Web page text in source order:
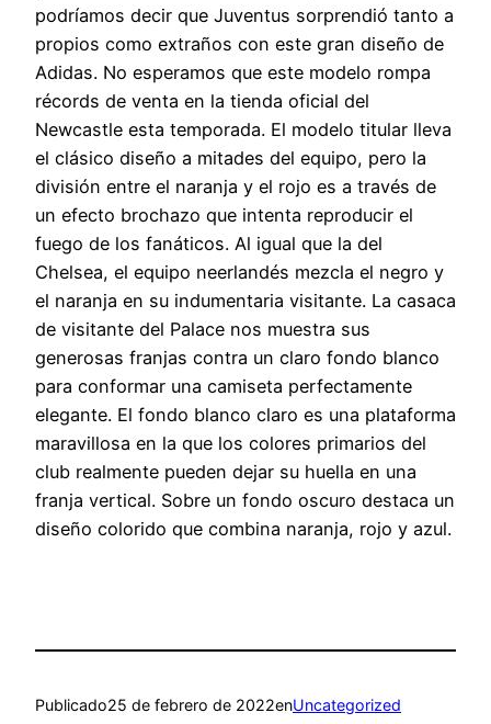
podríamos decir que Juventus sorprendió tanto a
propios como extraños con este gran diseño de
Adidas. No esperamos que este modelo rompa
récords de venta en la tienda oficial del
Newcastle esta temporada. El modelo titular lleva
el clásico diseño a mitades del equipo, pero la
división entre el naranja y el rojo es a través de
un efecto brochazo que intenta reproducir el
fuego de los fanáticos. Al igual que la del
Chelsea, el equipo neerlandés mezcla el negro y
el naranja en su indumentaria visitante. La casaca
de visitante del Palace nos muestra sus
generosas franjas contra un claro fondo blanco
para conformar una camiseta perfectamente
elegante. El fondo blanco claro es una plataforma
maravillosa en la que los colores primarios del
club realmente pueden dejar su huella en una
franja vertical. Sobre un fondo oscuro destaca un
diseño colorido que combina naranja, rojo y azul.
Publicado25 de febrero de 2022enUncategorized